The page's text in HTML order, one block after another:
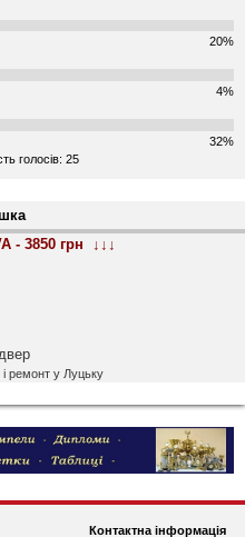
20%
4%
32%
голосів: 25
- 3850 грн ↓↓↓
і ремонт у Луцьку
Контактна інформація